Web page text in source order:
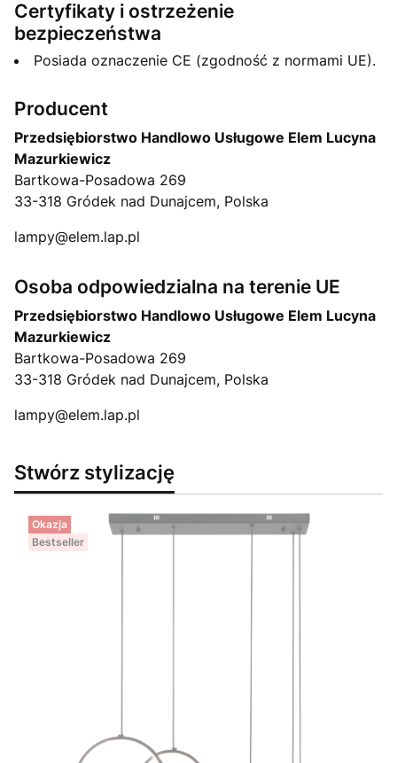
Certyfikaty i ostrzeżenie
bezpieczeństwa
Posiada oznaczenie CE (zgodność z normami UE).
Producent
Przedsiębiorstwo Handlowo Usługowe Elem Lucyna
Mazurkiewicz
Bartkowa-Posadowa 269
33-318 Gródek nad Dunajcem, Polska
lampy@elem.lap.pl
Osoba odpowiedzialna na terenie UE
Przedsiębiorstwo Handlowo Usługowe Elem Lucyna
Mazurkiewicz
Bartkowa-Posadowa 269
33-318 Gródek nad Dunajcem, Polska
lampy@elem.lap.pl
Stwórz stylizację
Okazja
Bestseller